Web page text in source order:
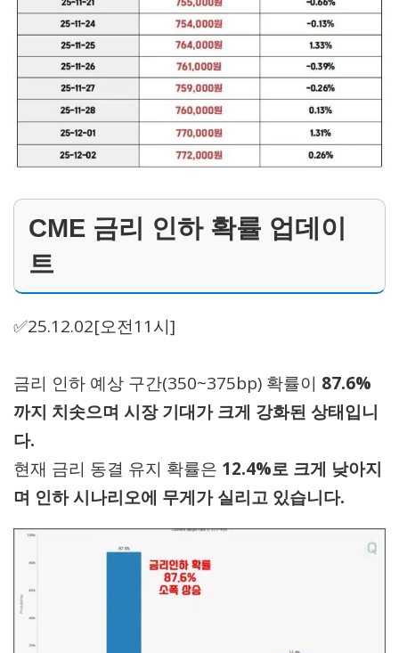
CME 금리 인하 확률 업데이
트
✅25.12.02[오전11시]
금리 인하 예상 구간(350~375bp) 확률이 87.6%
까지 치솟으며 시장 기대가 크게 강화된 상태입니
다.
현재 금리 동결 유지 확률은 12.4%로 크게 낮아지
며 인하 시나리오에 무게가 실리고 있습니다.